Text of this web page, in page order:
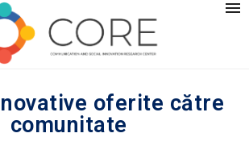
oferite către
comunitate